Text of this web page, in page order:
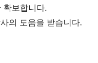
확보합니다.
의 도움을 받습니다.